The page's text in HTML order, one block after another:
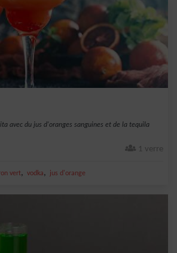
avec du jus d'oranges sanguines et de la tequila
1 verre
vert, vodka, jus d'orange